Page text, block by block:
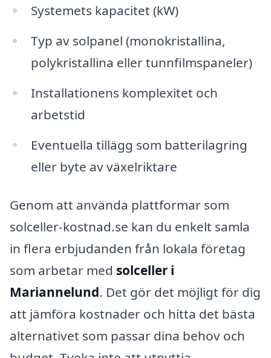
Systemets kapacitet (kW)
Typ av solpanel (monokristallina,
polykristallina eller tunnfilmspaneler)
Installationens komplexitet och
arbetstid
Eventuella tillägg som batterilagring
eller byte av växelriktare
Genom att använda plattformar som
solceller-kostnad.se kan du enkelt samla
in flera erbjudanden från lokala företag
som arbetar med solceller i
Mariannelund. Det gör det möjligt för dig
att jämföra kostnader och hitta det bästa
alternativet som passar dina behov och